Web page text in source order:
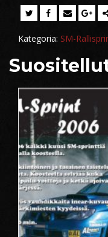
Kategoria: SM-